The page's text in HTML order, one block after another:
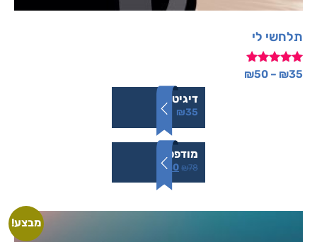
תלחשי לי
דורג₪35
–
₪50
דיגיטלי
₪35
מודפס
₪78
₪50
מבצע!